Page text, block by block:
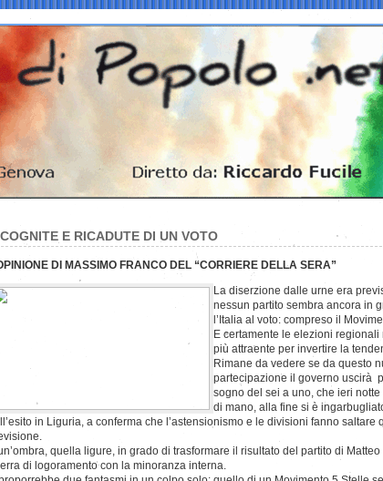
E RICADUTE DI UN VOTO
DI MASSIMO FRANCO DEL “CORRIERE DELLA SERA”
La diserzione dalle urne era
nessun partito sembra ancora in
l’Italia al voto: compreso il
E certamente le elezioni
più attraente per invertire la
Rimane da vedere se da questo
partecipazione il governo uscirà
sogno del sei a uno, che ieri
di mano, alla fine si è
in Liguria, a conferma che l’astensionismo e le divisioni fanno saltare
quella ligure, in grado di trasformare il risultato del partito di
di logoramento con la minoranza interna.